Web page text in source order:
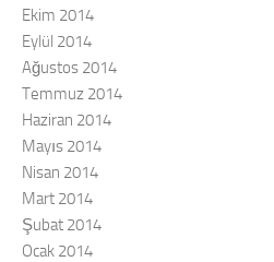
Ekim 2014
Eylül 2014
Ağustos 2014
Temmuz 2014
Haziran 2014
Mayıs 2014
Nisan 2014
Mart 2014
Şubat 2014
Ocak 2014